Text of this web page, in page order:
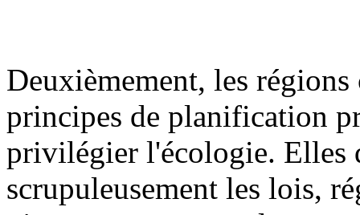
Deuxièmement, les
principes de planification
privilégier l'écologie. Elles
scrupuleusement les lois,